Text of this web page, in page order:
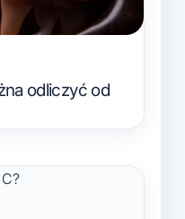
odliczyć od